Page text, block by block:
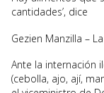
cantidades’, dice
Gezien Manzilla –
Ante la internación
(cebolla, ajo, ají,